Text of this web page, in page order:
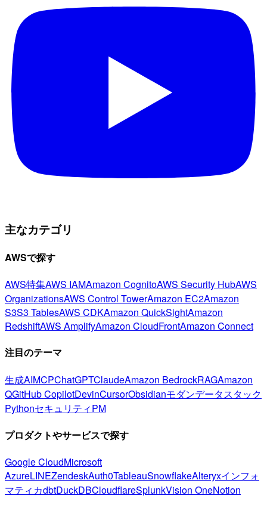
主なカテゴリ
AWSで探す
AWS特集AWS IAMAmazon CognitoAWS Security HubAWS
OrganizationsAWS Control TowerAmazon EC2Amazon
S3S3 TablesAWS CDKAmazon QuickSightAmazon
RedshiftAWS AmplifyAmazon CloudFrontAmazon Connect
注目のテーマ
生成AIMCPChatGPTClaudeAmazon BedrockRAGAmazon
QGitHub CopilotDevinCursorObsidianモダンデータスタック
PythonセキュリティPM
プロダクトやサービスで探す
Google CloudMicrosoft
AzureLINEZendeskAuth0TableauSnowflakeAlteryxインフォ
マティカdbtDuckDBCloudflareSplunkVision OneNotion